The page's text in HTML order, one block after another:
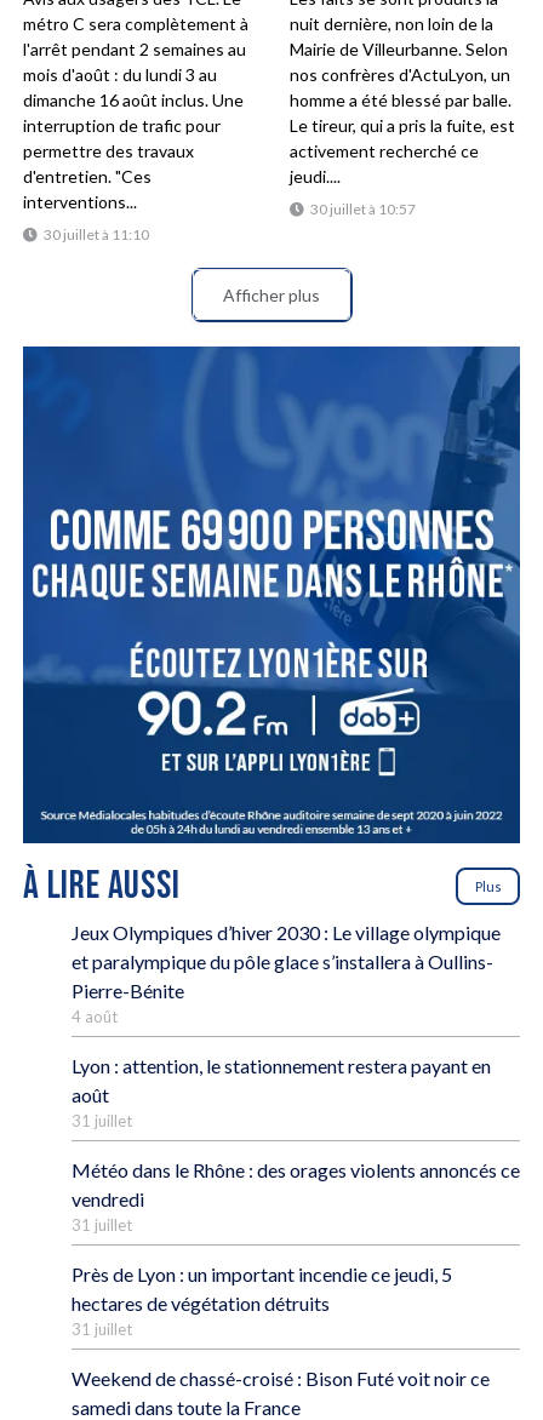
30 juillet à 11:10
métro C sera complètement à
l'arrêt pendant 2 semaines au
mois d'août : du lundi 3 au
dimanche 16 août inclus. Une
interruption de trafic pour
permettre des travaux
d'entretien. "Ces
interventions...
30 juillet à 10:57
nuit dernière, non loin de la
Mairie de Villeurbanne. Selon
nos confrères d'ActuLyon, un
homme a été blessé par balle.
Le tireur, qui a pris la fuite, est
activement recherché ce
jeudi....
Afficher plus
À LIRE AUSSI Plus
Jeux Olympiques d’hiver 2030 : Le village olympique
et paralympique du pôle glace s’installera à Oullins-
Pierre-Bénite
4 août
Lyon : attention, le stationnement restera payant en
août
31 juillet
Météo dans le Rhône : des orages violents annoncés ce
vendredi
31 juillet
Près de Lyon : un important incendie ce jeudi, 5
hectares de végétation détruits
31 juillet
Weekend de chassé-croisé : Bison Futé voit noir ce
samedi dans toute la France